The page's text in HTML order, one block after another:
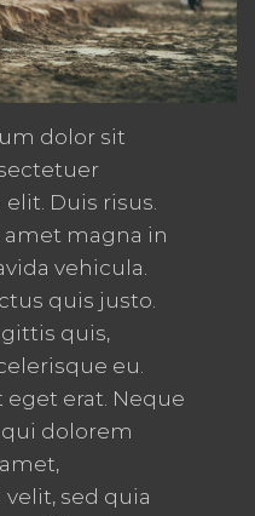
dolor sit
Duis risus.
magna in
vehicula.
quis justo.
quis,
eu.
erat. Neque
dolorem
sed quia